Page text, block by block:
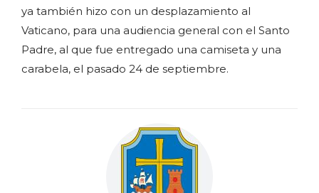
ya también hizo con un desplazamiento al
Vaticano, para una audiencia general con el Santo
Padre, al que fue entregado una camiseta y una
carabela, el pasado 24 de septiembre.